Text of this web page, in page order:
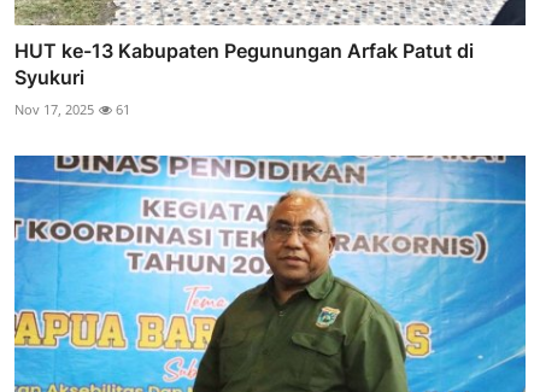
HUT ke-13 Kabupaten Pegunungan Arfak Patut di
Syukuri
Nov 17, 2025 61